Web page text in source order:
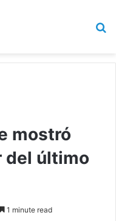
mostró
del último
1 minute read